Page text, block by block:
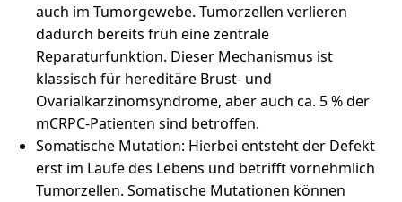
auch im Tumorgewebe. Tumorzellen verlieren
dadurch bereits früh eine zentrale
Reparaturfunktion. Dieser Mechanismus ist
klassisch für hereditäre Brust- und
Ovarialkarzinomsyndrome, aber auch ca. 5 % der
mCRPC-Patienten sind betroffen.
Somatische Mutation: Hierbei entsteht der Defekt
erst im Laufe des Lebens und betrifft vornehmlich
Tumorzellen. Somatische Mutationen können